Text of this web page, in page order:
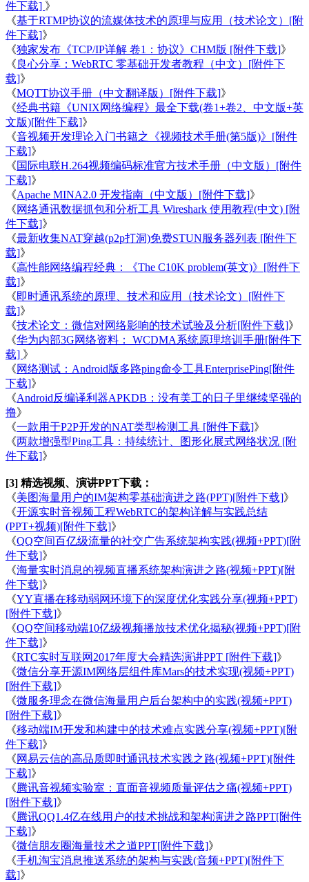
件下载] 》
《基于RTMP协议的流媒体技术的原理与应用（技术论文）[附
件下载]》
《独家发布《TCP/IP详解 卷1：协议》CHM版 [附件下载]》
《良心分享：WebRTC 零基础开发者教程（中文）[附件下
载]》
《MQTT协议手册（中文翻译版）[附件下载]》
《经典书籍《UNIX网络编程》最全下载(卷1+卷2、中文版+英
文版)[附件下载]》
《音视频开发理论入门书籍之《视频技术手册(第5版)》[附件
下载]》
《国际电联H.264视频编码标准官方技术手册（中文版）[附件
下载]》
《Apache MINA2.0 开发指南（中文版）[附件下载]》
《网络通讯数据抓包和分析工具 Wireshark 使用教程(中文) [附
件下载]》
《最新收集NAT穿越(p2p打洞)免费STUN服务器列表 [附件下
载]》
《高性能网络编程经典：《The C10K problem(英文)》[附件下
载]》
《即时通讯系统的原理、技术和应用（技术论文）[附件下
载]》
《技术论文：微信对网络影响的技术试验及分析[附件下载]》
《华为内部3G网络资料： WCDMA系统原理培训手册[附件下
载] 》
《网络测试：Android版多路ping命令工具EnterprisePing[附件
下载]》
《Android反编译利器APKDB：没有美工的日子里继续坚强的
撸》
《一款用于P2P开发的NAT类型检测工具 [附件下载]》
《两款增强型Ping工具：持续统计、图形化展式网络状况 [附
件下载]》
[3] 精选视频、演讲PPT下载：
《美图海量用户的IM架构零基础演进之路(PPT)[附件下载]》
《开源实时音视频工程WebRTC的架构详解与实践总结
(PPT+视频)[附件下载]》
《QQ空间百亿级流量的社交广告系统架构实践(视频+PPT)[附
件下载]》
《海量实时消息的视频直播系统架构演进之路(视频+PPT)[附
件下载]》
《YY直播在移动弱网环境下的深度优化实践分享(视频+PPT)
[附件下载]》
《QQ空间移动端10亿级视频播放技术优化揭秘(视频+PPT)[附
件下载]》
《RTC实时互联网2017年度大会精选演讲PPT [附件下载]》
《微信分享开源IM网络层组件库Mars的技术实现(视频+PPT)
[附件下载]》
《微服务理念在微信海量用户后台架构中的实践(视频+PPT)
[附件下载]》
《移动端IM开发和构建中的技术难点实践分享(视频+PPT)[附
件下载]》
《网易云信的高品质即时通讯技术实践之路(视频+PPT)[附件
下载]》
《腾讯音视频实验室：直面音视频质量评估之痛(视频+PPT)
[附件下载]》
《腾讯QQ1.4亿在线用户的技术挑战和架构演进之路PPT[附件
下载]》
《微信朋友圈海量技术之道PPT[附件下载]》
《手机淘宝消息推送系统的架构与实践(音频+PPT)[附件下
载]》